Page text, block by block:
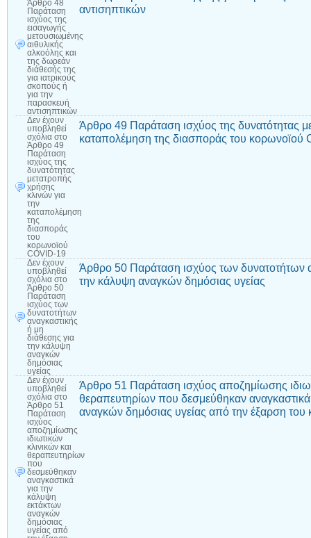
Άρθρο 48
Παράταση
ισχύος της
εισαγωγής
μετουσιωμένης
αιθυλικής
αλκοόλης και
της δωρεάν
διάθεσής της
για ιατρικούς
σκοπούς ή
για την
παρασκευή
αντισηπτικών
αντισηπτικών
Δεν έχουν
υποβληθεί
σχόλια στο
Άρθρο 49
Παράταση
ισχύος της
δυνατότητας
μετατροπής
χρήσης
κλινών για
την
καταπολέμηση
της
διασποράς
του
κορωνοϊού
COVID-19
Άρθρο 49 Παράταση ισχύος της δυνατότητας
καταπολέμηση της διασποράς του κορωνοϊού
Δεν έχουν
υποβληθεί
σχόλια στο
Άρθρο 50
Παράταση
ισχύος των
δυνατοτήτων
αναγκαστικής
ή μη
διάθεσης για
την κάλυψη
αναγκών
δημόσιας
υγείας
Άρθρο 50 Παράταση ισχύος των δυνατοτήτων
την κάλυψη αναγκών δημόσιας υγείας
Δεν έχουν
υποβληθεί
σχόλια στο
Άρθρο 51
Παράταση
ισχύος
αποζημίωσης
ιδιωτικών
κλινικών και
θεραπευτηρίων
που
δεσμεύθηκαν
αναγκαστικά
για την
κάλυψη
εκτάκτων
αναγκών
δημόσιας
υγείας από
Άρθρο 51 Παράταση ισχύος αποζημίωσης
θεραπευτηρίων που δεσμεύθηκαν
αναγκών δημόσιας υγείας από την έξαρση